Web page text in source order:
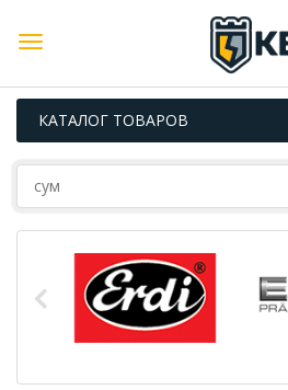
КАТАЛОГ ТОВАРОВ